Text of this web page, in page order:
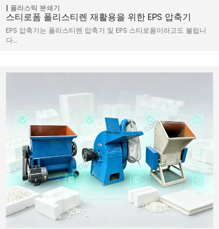
플라스틱 분쇄기
스티로폼 폴리스티렌 재활용을 위한 EPS 압축기
EPS 압축기는 폴리스티렌 압축기 및 EPS 스티로폼이라고도 불립니
다…